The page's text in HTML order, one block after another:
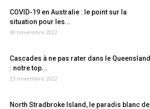
COVID-19 en Australie : le point sur la
situation pour les...
30 novembre 2022
Cascades à ne pas rater dans le Queensland
: notre top...
23 novembre 2022
North Stradbroke Island, le paradis blanc de